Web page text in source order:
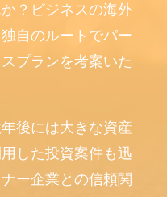
？ビジネスの海外
自のルートでパー
プランを考案いた
後には大きな資産
した投資案件も迅
ー企業との信頼関